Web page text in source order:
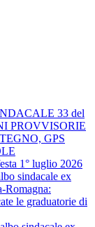
33 del
PROVVISORIE
GPS
1° luglio 2026
sindacale ex
Romagna:
le graduatorie di